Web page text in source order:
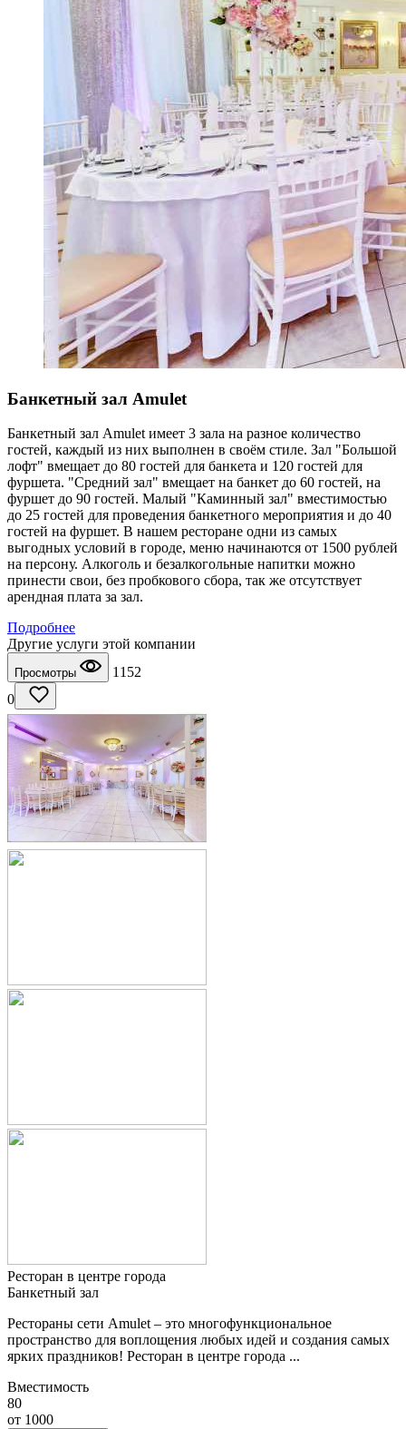
Банкетный зал Amulet
Банкетный зал Amulet имеет 3 зала на разное количество
гостей, каждый из них выполнен в своём стиле. Зал "Большой
лофт" вмещает до 80 гостей для банкета и 120 гостей для
фуршета. "Средний зал" вмещает на банкет до 60 гостей, на
фуршет до 90 гостей. Малый "Каминный зал" вместимостью
до 25 гостей для проведения банкетного мероприятия и до 40
гостей на фуршет. В нашем ресторане одни из самых
выгодных условий в городе, меню начинаются от 1500 рублей
на персону. Алкоголь и безалкогольные напитки можно
принести свои, без пробкового сбора, так же отсутствует
арендная плата за зал.
Подробнее
Другие услуги этой компании
Просмотры
1152
0
Ресторан в центре города
Банкетный зал
Рестораны сети Amulet – это многофункциональное
пространство для воплощения любых идей и создания самых
ярких праздников! Ресторан в центре города ...
Вместимость
80
от 1000